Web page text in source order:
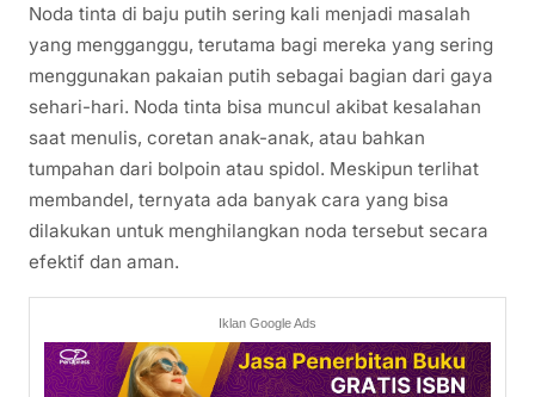
Noda tinta di baju putih sering kali menjadi masalah
yang mengganggu, terutama bagi mereka yang sering
menggunakan pakaian putih sebagai bagian dari gaya
sehari-hari. Noda tinta bisa muncul akibat kesalahan
saat menulis, coretan anak-anak, atau bahkan
tumpahan dari bolpoin atau spidol. Meskipun terlihat
membandel, ternyata ada banyak cara yang bisa
dilakukan untuk menghilangkan noda tersebut secara
efektif dan aman.
Iklan Google Ads